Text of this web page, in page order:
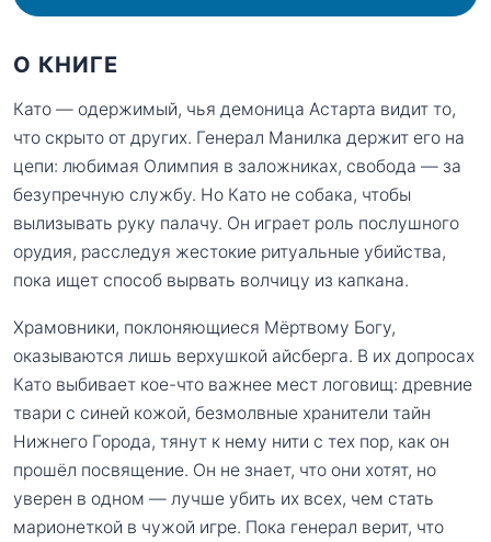
О КНИГЕ
Като — одержимый, чья демоница Астарта видит то,
что скрыто от других. Генерал Манилка держит его на
цепи: любимая Олимпия в заложниках, свобода — за
безупречную службу. Но Като не собака, чтобы
вылизывать руку палачу. Он играет роль послушного
орудия, расследуя жестокие ритуальные убийства,
пока ищет способ вырвать волчицу из капкана.
Храмовники, поклоняющиеся Мёртвому Богу,
оказываются лишь верхушкой айсберга. В их допросах
Като выбивает кое-что важнее мест логовищ: древние
твари с синей кожой, безмолвные хранители тайн
Нижнего Города, тянут к нему нити с тех пор, как он
прошёл посвящение. Он не знает, что они хотят, но
уверен в одном — лучше убить их всех, чем стать
марионеткой в чужой игре. Пока генерал верит, что